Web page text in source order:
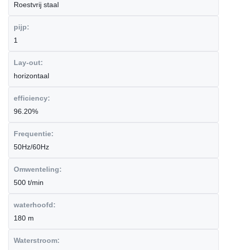
Roestvrij staal
pijp:
1
Lay-out:
horizontaal
efficiency:
96.20%
Frequentie:
50Hz/60Hz
Omwenteling:
500 t/min
waterhoofd:
180 m
Waterstroom: